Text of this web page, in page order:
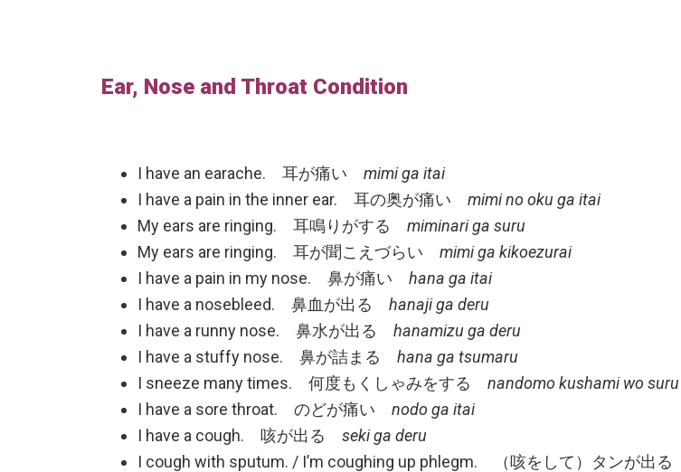
Ear, Nose and Throat Condition
I have an earache. 耳が痛い mimi ga itai
I have a pain in the inner ear. 耳の奥が痛い mimi no oku ga itai
My ears are ringing. 耳鳴りがする miminari ga suru
My ears are ringing. 耳が聞こえづらい mimi ga kikoezurai
I have a pain in my nose. 鼻が痛い hana ga itai
I have a nosebleed. 鼻血が出る hanaji ga deru
I have a runny nose. 鼻水が出る hanamizu ga deru
I have a stuffy nose. 鼻が詰まる hana ga tsumaru
I sneeze many times. 何度もくしゃみをする nandomo kushami wo suru
I have a sore throat. のどが痛い nodo ga itai
I have a cough. 咳が出る seki ga deru
I cough with sputum. / I’m coughing up phlegm. （咳をして）タンが出る